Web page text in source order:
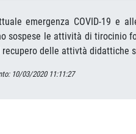
emergenza COVID-19 e
sospese le attività di tirocinio
delle attivtà didattiche
10/03/2020 11:11:27